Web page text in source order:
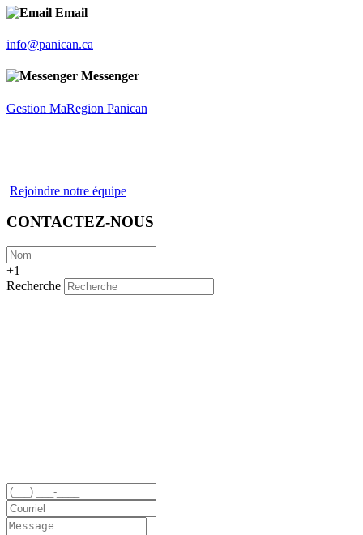
Email
info@panican.ca
Messenger
Gestion MaRegion Panican
Rejoindre notre équipe
CONTACTEZ-NOUS
+1
Recherche